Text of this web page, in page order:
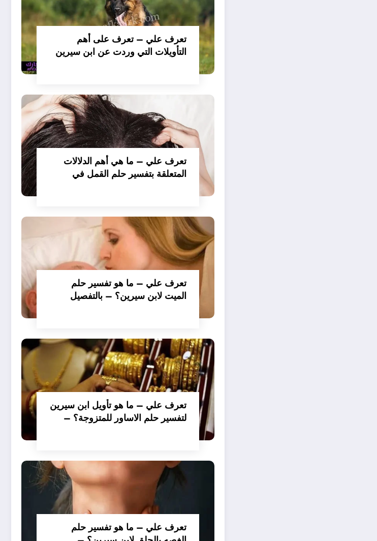
تعرف علي – تعرف على أهم
التأويلات التي وردت عن ابن سيرين
تعرف علي – ما هي أهم الدلالات
المتعلقة بتفسير حلم القمل في
تعرف علي – ما هو تفسير حلم
الميت لابن سيرين؟ – بالتفصيل
تعرف علي – ما هو تأويل ابن سيرين
لتفسير حلم الاساور للمتزوجة؟ –
تعرف علي – ما هو تفسير حلم